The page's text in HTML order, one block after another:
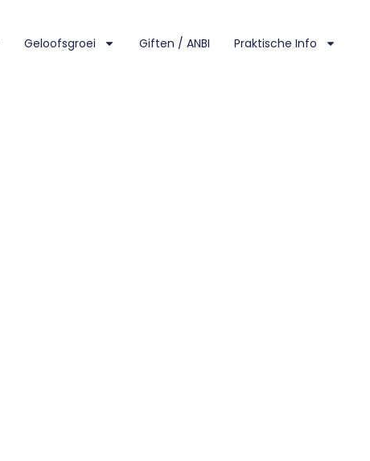
Geloofsgroei Giften / ANBI Praktische Info